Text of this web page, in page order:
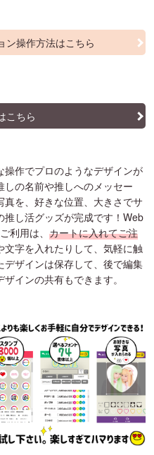
ン操作方法はこちら
こちら
作でプロのようなデザインが
の名前や推しへのメッセー
を、好きな位置、大きさでサ
し活グッズが完成です！Web
利用は、 カートに入れてご注
文字を入れたりして、気軽に触
デザインは保存して、後で編集
インの共有もできます。